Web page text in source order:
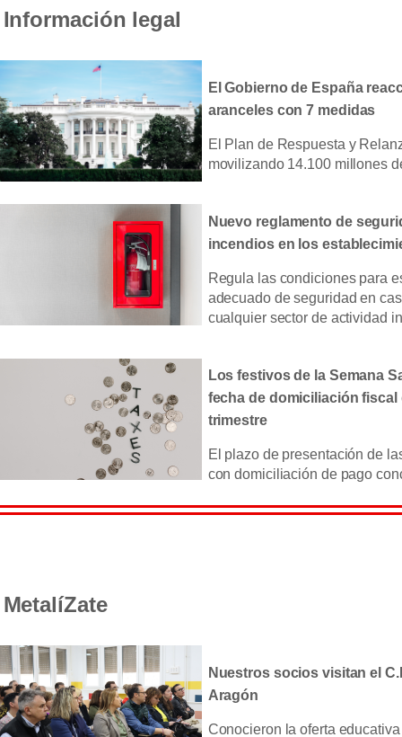
legal
El Gobierno de España
aranceles con 7 medidas
El Plan de Respuesta y
movilizando 14.100 millones
Nuevo reglamento de
incendios en los
Regula las condiciones para
adecuado de seguridad en
cualquier sector de actividad
Los festivos de la Semana
fecha de domiciliación fiscal
trimestre
El plazo de presentación de
con domiciliación de pago
Nuestros socios visitan el
Aragón
Conocieron la oferta